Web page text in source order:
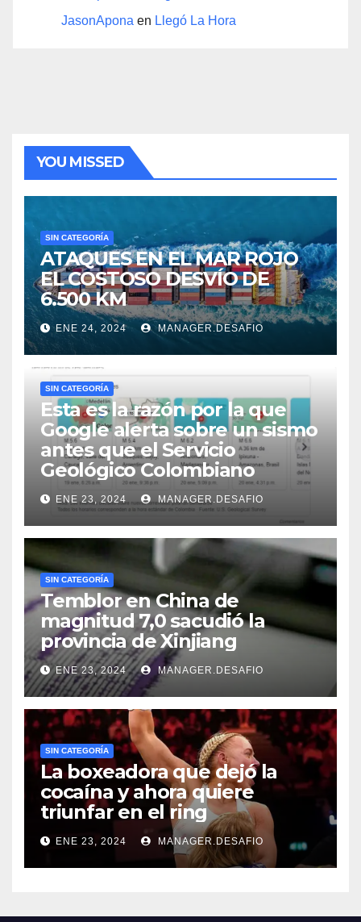
JasonApona en Llegó La Hora
YOU MISSED
SIN CATEGORÍA
ATAQUES EN EL MAR ROJO
EL COSTOSO DESVÍO DE
6.500 KM
ENE 24, 2024 MANAGER.DESAFIO
SIN CATEGORÍA
Esta es la razón por la que
Google alerta sobre un sismo
antes que el Servicio
Geológico Colombiano
ENE 23, 2024 MANAGER.DESAFIO
SIN CATEGORÍA
Temblor en China de
magnitud 7,0 sacudió la
provincia de Xinjiang
ENE 23, 2024 MANAGER.DESAFIO
SIN CATEGORÍA
La boxeadora que dejó la
cocaína y ahora quiere
triunfar en el ring​
ENE 23, 2024 MANAGER.DESAFIO